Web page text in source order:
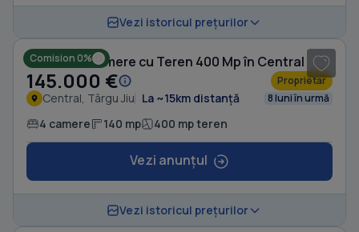
Vezi istoricul prețurilor
Comision 0%
Casă cu 4 camere cu Teren 400 Mp în Central
145.000 € Proprietar
Central, Târgu Jiu La ~15km distanță 8 luni în urmă
4 camere 140 mp 400 mp teren
Vezi anunțul
Vezi istoricul prețurilor